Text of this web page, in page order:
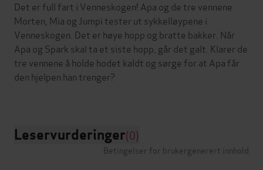
Det er full fart i Venneskogen! Apa og de tre vennene
Morten, Mia og Jumpi tester ut sykkelløypene i
Venneskogen. Det er høye hopp og bratte bakker. Når
Apa og Spark skal ta et siste hopp, går det galt. Klarer de
tre vennene å holde hodet kaldt og sørge for at Apa får
den hjelpen han trenger?
Leservurderinger(0)
Betingelser for brukergenerert innhold